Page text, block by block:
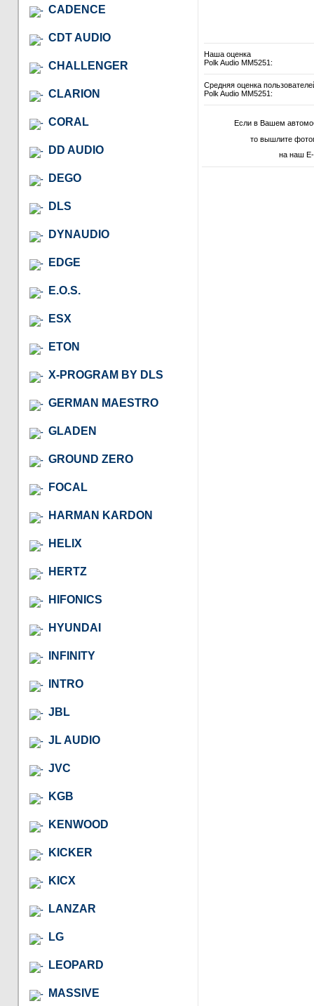
CADENCE
CDT AUDIO
CHALLENGER
CLARION
CORAL
DD AUDIO
DEGO
DLS
DYNAUDIO
EDGE
E.O.S.
ESX
ETON
X-PROGRAM BY DLS
GERMAN MAESTRO
GLADEN
GROUND ZERO
FOCAL
HARMAN KARDON
HELIX
HERTZ
HIFONICS
HYUNDAI
INFINITY
INTRO
JBL
JL AUDIO
JVC
KGB
KENWOOD
KICKER
KICX
LANZAR
LG
LEOPARD
MASSIVE
Наша оценка
Polk Audio MM5251:
Средняя оценка
Polk Audio MM5251:
Если в Вашем
то вышлите
на наш